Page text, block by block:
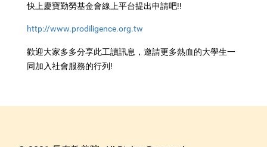
快上慶寶勤勞基金會線上平台提出申請吧!!
http://www.prodiligence.org.tw
歡迎大家多多分享此工讀訊息，邀請更多熱血的大學生一
同加入社會服務的行列!